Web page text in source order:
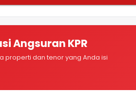
Angsuran KPR
properti dan tenor yang Anda isi